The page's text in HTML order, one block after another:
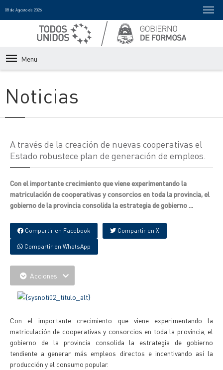
08 de Agosto de 2026
Menu
Noticias
A través de la creación de nuevas cooperativas el
Estado robustece plan de generación de empleos.
Con el importante crecimiento que viene experimentando la
matriculación de cooperativas y consorcios en toda la provincia, el
gobierno de la provincia consolida la estrategia de gobierno ...
Compartir en Facebook Compartir en X
Compartir en WhatsApp
Acciones
Con el importante crecimiento que viene experimentando la
matriculación de cooperativas y consorcios en toda la provincia, el
gobierno de la provincia consolida la estrategia de gobierno
tendiente a generar más empleos directos e incentivando así la
producción y el consumo popular.